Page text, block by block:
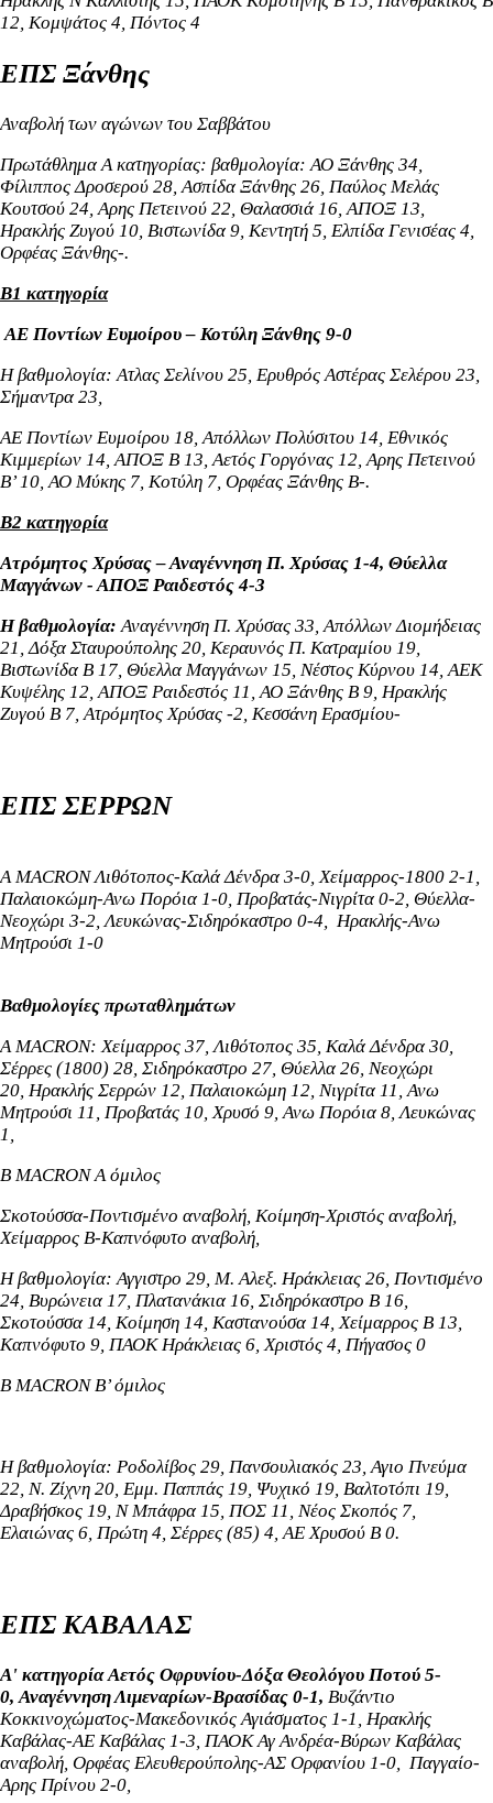
12, Κομψάτος 4, Πόντος 4
ΕΠΣ Ξάνθης
Αναβολή των αγώνων του Σαββάτου
Πρωτάθλημα Α κατηγορίας: βαθμολογία: ΑΟ Ξάνθης 34,
Φίλιππος Δροσερού 28, Ασπίδα Ξάνθης 26, Παύλος Μελάς
Κουτσού 24, Αρης Πετεινού 22, Θαλασσιά 16, ΑΠΟΞ 13,
Ηρακλής Ζυγού 10, Βιστωνίδα 9, Kεντητή 5, Ελπίδα Γενισέας 4,
Ορφέας Ξάνθης-.
Β1 κατηγορία
ΑΕ Ποντίων Ευμοίρου – Κοτύλη Ξάνθης 9-0
Η βαθμολογία: Ατλας Σελίνου 25, Ερυθρός Αστέρας Σελέρου 23,
Σήμαντρα 23,
ΑΕ Ποντίων Ευμοίρου 18, Απόλλων Πολύσιτου 14, Εθνικός
Κιμμερίων 14, ΑΠΟΞ Β 13, Αετός Γοργόνας 12, Αρης Πετεινού
Β’ 10, ΑΟ Μύκης 7, Κοτύλη 7, Ορφέας Ξάνθης Β-.
Β2 κατηγορία
Ατρόμητος Χρύσας – Αναγέννηση Π. Χρύσας 1-4, Θύελλα
Μαγγάνων - ΑΠΟΞ Ραιδεστός 4-3
Η βαθμολογία: Αναγέννηση Π. Χρύσας 33, Απόλλων Διομήδειας
21, Δόξα Σταυρούπολης 20, Κεραυνός Π. Κατραμίου 19,
Βιστωνίδα Β 17, Θύελλα Μαγγάνων 15, Νέστος Κύρνου 14, ΑΕΚ
Κυψέλης 12, ΑΠΟΞ Ραιδεστός 11, ΑΟ Ξάνθης Β 9, Ηρακλής
Ζυγού Β 7, Ατρόμητος Χρύσας -2, Κεσσάνη Ερασμίου-
ΕΠΣ ΣΕΡΡΩΝ
Α ΜΑCRON Λιθότοπος-Καλά Δένδρα 3-0,Χείμαρρος-1800 2-1,
Παλαιοκώμη-Ανω Πορόια 1-0, Προβατάς-Νιγρίτα 0-2, Θύελλα-
Νεοχώρι 3-2, Λευκώνας-Σιδηρόκαστρο 0-4, Ηρακλής-Ανω
Μητρούσι 1-0
Βαθμολογίες πρωταθλημάτων
Α ΜACRON: Χείμαρρος 37,Λιθότοπος 35, Καλά Δένδρα 30,
Σέρρες (1800) 28, Σιδηρόκαστρο 27, Θύελλα 26, Nεοχώρι
20, Ηρακλής Σερρών 12, Παλαιοκώμη 12, Νιγρίτα 11, Ανω
Μητρούσι 11, Προβατάς 10, Xρυσό 9, Ανω Πορόια 8, Λευκώνας
1,
B MACRON Α όμιλος
Σκοτούσσα-Ποντισμένο αναβολή, Κοίμηση-Χριστός αναβολή,
Χείμαρρος Β-Καπνόφυτο αναβολή,
Η βαθμολογία: Αγγιστρο 29, Μ. Αλεξ. Ηράκλειας 26, Ποντισμένο
24, Bυρώνεια 17, Πλατανάκια 16, Σιδηρόκαστρο Β 16,
Σκοτούσσα 14, Κοίμηση 14, Καστανούσα 14, Χείμαρρος Β 13,
Καπνόφυτο 9, ΠΑΟΚ Ηράκλειας 6, Χριστός 4, Πήγασος 0
Β MACRON Β’ όμιλος
Η βαθμολογία: Ροδολίβος 29, Πανσουλιακός 23, Αγιο Πνεύμα
22, Ν. Ζίχνη 20, Εμμ. Παππάς 19, Ψυχικό 19, Βαλτοτόπι 19,
Δραβήσκος 19, Ν Μπάφρα 15, ΠΟΣ 11, Νέος Σκοπός 7,
Ελαιώνας 6, Πρώτη 4, Σέρρες (85) 4, ΑΕ Χρυσού Β 0.
ΕΠΣ ΚΑΒΑΛΑΣ
Α' κατηγορίαΑετός Οφρυνίου-Δόξα Θεολόγου Ποτού 5-
0,Αναγέννηση Λιμεναρίων-Βρασίδας 0-1, Βυζάντιο
Κοκκινοχώματος-Μακεδονικός Αγιάσματος 1-1, Ηρακλής
Καβάλας-ΑΕ Καβάλας 1-3, ΠΑΟΚ Αγ Ανδρέα-Βύρων Καβάλας
αναβολή, Ορφέας Ελευθερούπολης-ΑΣ Ορφανίου 1-0, Παγγαίο-
Αρης Πρίνου 2-0,